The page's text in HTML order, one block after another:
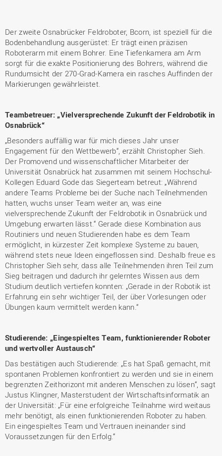
Der zweite Osnabrücker Feldroboter, Bcorn, ist speziell für die
Bodenbehandlung ausgerüstet: Er trägt einen präzisen
Roboterarm mit einem Bohrer. Eine Tiefenkamera am Arm
sorgt für die exakte Positionierung des Bohrers, während die
Rundumsicht der 270‑Grad‑Kamera ein rasches Auffinden der
Markierungen gewährleistet.
Teambetreuer: „Vielversprechende Zukunft der Feldrobotik in
Osnabrück“
„Besonders auffällig war für mich dieses Jahr unser
Engagement für den Wettbewerb“, erzählt Christopher Sieh.
Der Promovend und wissenschaftlicher Mitarbeiter der
Universität Osnabrück hat zusammen mit seinem Hochschul-
Kollegen Eduard Gode das Siegerteam betreut: „Während
andere Teams Probleme bei der Suche nach Teilnehmenden
hatten, wuchs unser Team weiter an, was eine
vielversprechende Zukunft der Feldrobotik in Osnabrück und
Umgebung erwarten lässt.“ Gerade diese Kombination aus
Routiniers und neuen Studierenden habe es dem Team
ermöglicht, in kürzester Zeit komplexe Systeme zu bauen,
während stets neue Ideen eingeflossen sind. Deshalb freue es
Christopher Sieh sehr, dass alle Teilnehmenden ihren Teil zum
Sieg beitragen und dadurch ihr gelerntes Wissen aus dem
Studium deutlich vertiefen konnten: „Gerade in der Robotik ist
Erfahrung ein sehr wichtiger Teil, der über Vorlesungen oder
Übungen kaum vermittelt werden kann.“
Studierende: „Eingespieltes Team, funktionierender Roboter
und wertvoller Austausch“
Das bestätigen auch Studierende: „Es hat Spaß gemacht, mit
spontanen Problemen konfrontiert zu werden und sie in einem
begrenzten Zeithorizont mit anderen Menschen zu lösen“, sagt
Justus Klingner, Masterstudent der Wirtschaftsinformatik an
der Universität: „Für eine erfolgreiche Teilnahme wird weitaus
mehr benötigt, als einen funktionierenden Roboter zu haben.
Ein eingespieltes Team und Vertrauen ineinander sind
Voraussetzungen für den Erfolg.“